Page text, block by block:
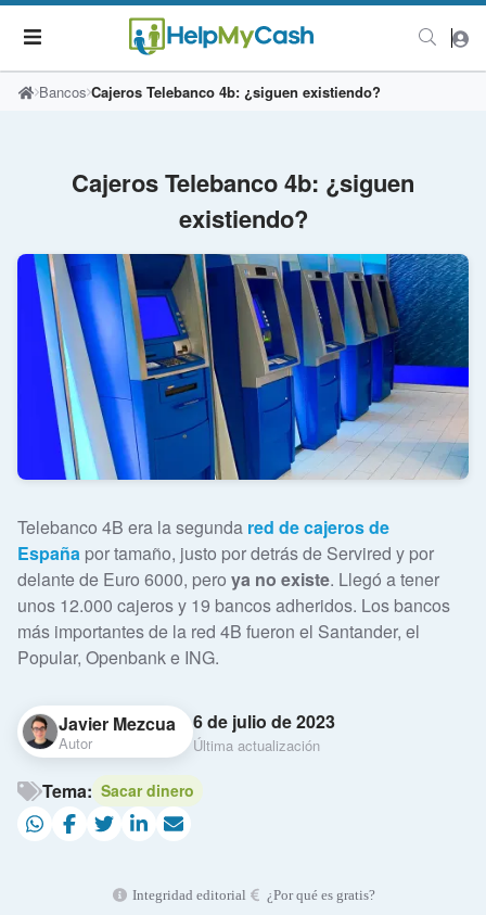
Bancos Cajeros Telebanco 4b: ¿siguen existiendo?
Cajeros Telebanco 4b: ¿siguen
existiendo?
Telebanco 4B era la segunda red de cajeros de
España por tamaño, justo por detrás de Servired y por
delante de Euro 6000, pero ya no existe. Llegó a tener
unos 12.000 cajeros y 19 bancos adheridos. Los bancos
más importantes de la red 4B fueron el Santander, el
Popular, Openbank e ING.
Javier Mezcua
Autor
6 de julio de 2023
Última actualización
Tema: Sacar dinero
Integridad editorial ¿Por qué es gratis?